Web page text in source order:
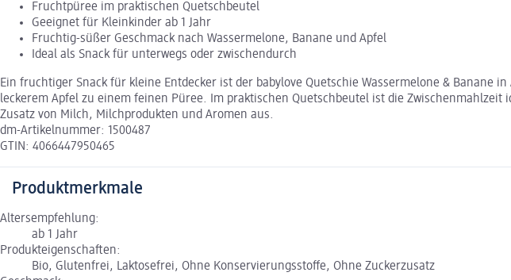
Fruchtpüree im praktischen Quetschbeutel
Geeignet für Kleinkinder ab 1 Jahr
Fruchtig-süßer Geschmack nach Wassermelone, Banane und Apfel
Ideal als Snack für unterwegs oder zwischendurch
Ein fruchtiger Snack für kleine Entdecker ist der babylove Quetschie Wassermelone &
leckerem Apfel zu einem feinen Püree. Im praktischen Quetschbeutel ist die
Zusatz von Milch, Milchprodukten und Aromen aus.
dm-Artikelnummer: 1500487
GTIN: 4066447950465
Produktmerkmale
Altersempfehlung:
ab 1 Jahr
Produkteigenschaften:
Bio, Glutenfrei, Laktosefrei, Ohne Konservierungsstoffe, Ohne Zuckerzusatz